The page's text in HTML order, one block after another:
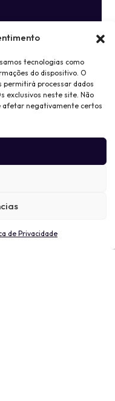
tecnologias como
do dispositivo. O
permitirá processar dados
exclusivos neste site. Não
afetar negativamente certos
de Privacidade